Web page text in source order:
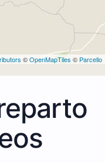
©OpenMapTiles © Parcello